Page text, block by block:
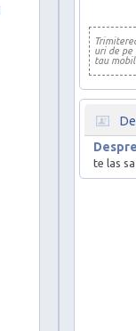
uri de pe
tau
te las